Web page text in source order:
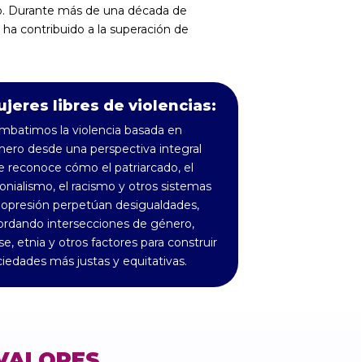
Durante más de una década de
contribuido a la superación de
libres de violencias:
la violencia basada en
desde una perspectiva integral
reconoce cómo el patriarcado, el
el racismo y otros sistemas
perpetúan desigualdades,
intersecciones de género,
etnia y otros factores para construir
más justas y equitativas.